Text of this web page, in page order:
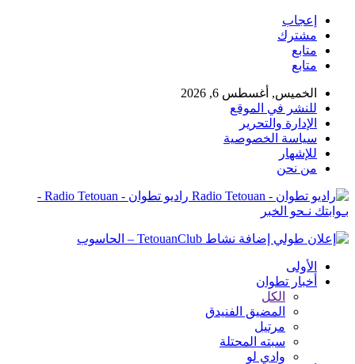
إعجاب
مشترك
متابع
متابع
الخميس, أغسطس 6, 2026
للنشر في الموقع
الإدارة والتحرير
سياسة الخصوصية
للإشهار
من نحن
راديو تطوان - Radio Tetouan -
بـوابتك نـحو الخبر
الأولى
أخبار تطوان
الكل
المضيق الفنيدق
مرتيل
سبته المحتلة
وادي لو